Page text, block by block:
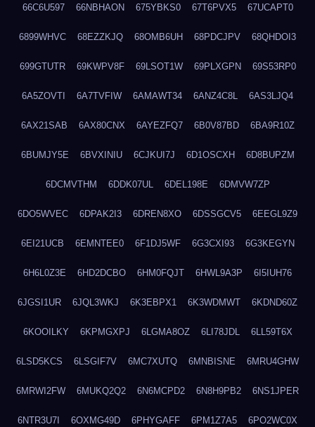
66C6U597 66NBHAON 675YBKS0 67T6PVX5 67UCAPT0
6899WHVC 68EZZKJQ 68OMB6UH 68PDCJPV 68QHDOI3
699GTUTR 69KWPV8F 69LSOT1W 69PLXGPN 69S53RP0
6A5ZOVTI 6A7TVFIW 6AMAWT34 6ANZ4C8L 6AS3LJQ4
6AX21SAB 6AX80CNX 6AYEZFQ7 6B0V87BD 6BA9R10Z
6BUMJY5E 6BVXINIU 6CJKUI7J 6D1OSCXH 6D8BUPZM
6DCMVTHM 6DDK07UL 6DEL198E 6DMVW7ZP
6DO5WVEC 6DPAK2I3 6DREN8XO 6DSSGCV5 6EEGL9Z9
6EI21UCB 6EMNTEE0 6F1DJ5WF 6G3CXI93 6G3KEGYN
6H6L0Z3E 6HD2DCBO 6HM0FQJT 6HWL9A3P 6I5IUH76
6JGSI1UR 6JQL3WKJ 6K3EBPX1 6K3WDMWT 6KDND60Z
6KOOILKY 6KPMGXPJ 6LGMA8OZ 6LI78JDL 6LL59T6X
6LSD5KCS 6LSGIF7V 6MC7XUTQ 6MNBISNE 6MRU4GHW
6MRWI2FW 6MUKQ2Q2 6N6MCPD2 6N8H9PB2 6NS1JPER
6NTR3U7I 6OXMG49D 6PHYGAFF 6PM1Z7A5 6PO2WC0X